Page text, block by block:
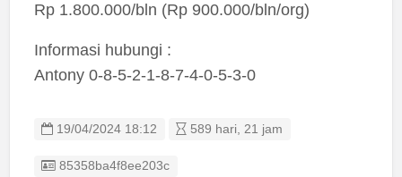
Rp 1.800.000/bln (Rp 900.000/bln/org)
Informasi hubungi :
Antony 0-8-5-2-1-8-7-4-0-5-3-0
19/04/2024 18:12 589 hari, 21 jam
Listing ID
85358ba4f8ee203c